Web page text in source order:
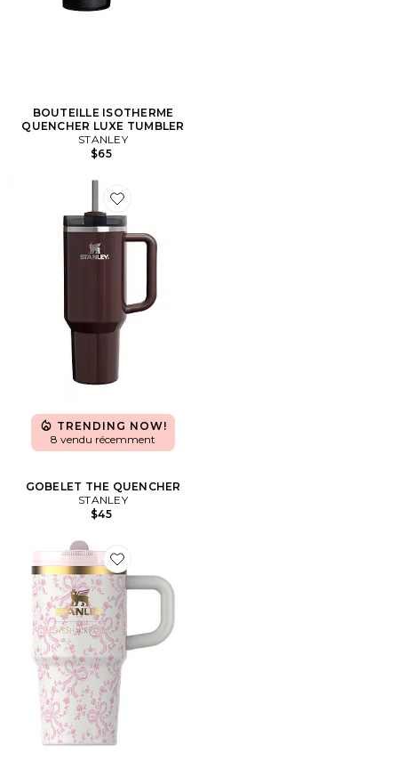
BOUTEILLE ISOTHERME
QUENCHER LUXE TUMBLER
STANLEY
$65
Favorite GOBELET THE QUENCHER
TRENDING NOW!
8 vendu récemment
GOBELET THE QUENCHER
STANLEY
$45
Favorite x LoveShackFancy The Quencher Protour